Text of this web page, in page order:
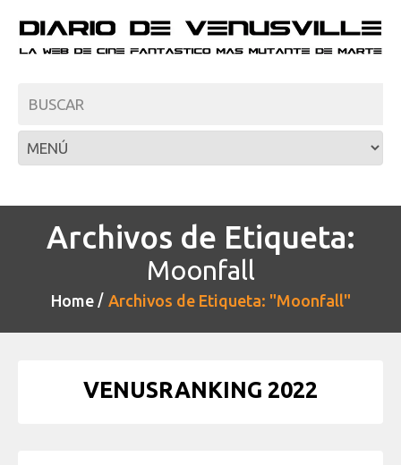
Archivos de Etiqueta:
Moonfall
Home Archivos de Etiqueta: "Moonfall"
VENUSRANKING 2022